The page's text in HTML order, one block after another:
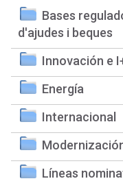
Bases
d'ajudes i beques
Innovación e
Energía
Internacional
Líneas